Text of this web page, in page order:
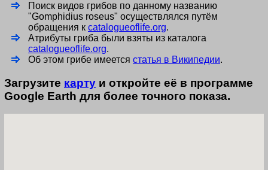
Поиск видов грибов по данному названию
"Gomphidius roseus" осуществлялся путём
обращения к catalogueoflife.org.
Атрибуты гриба были взяты из каталога
catalogueoflife.org.
Об этом грибе имеется статья в Википедии.
Загрузите карту и откройте её в программе
Google Earth для более точного показа.